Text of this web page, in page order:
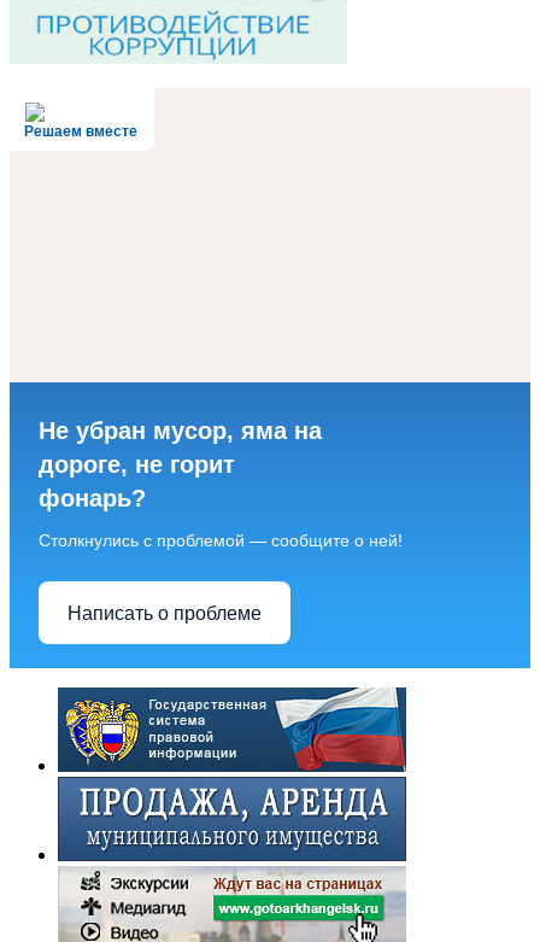
Решаем вместе
Не убран мусор, яма на
дороге, не горит
фонарь?
Столкнулись с проблемой — сообщите о ней!
Написать о проблеме